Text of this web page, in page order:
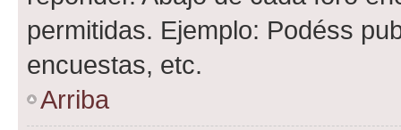
permitidas. Ejemplo: Podéss
encuestas, etc.
Arriba